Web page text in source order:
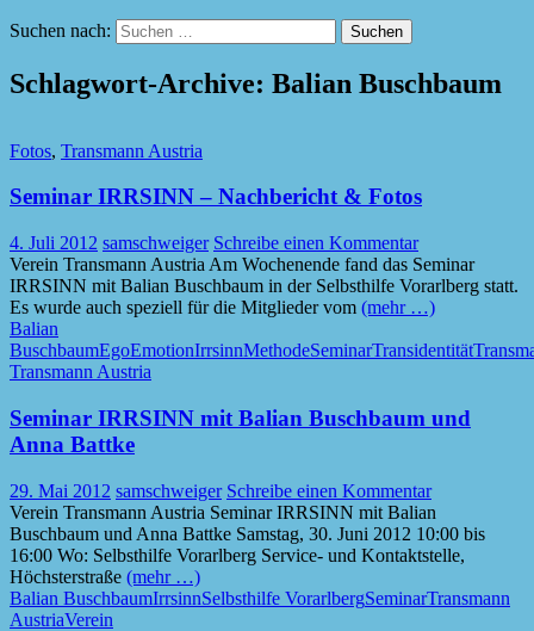
Suchen nach:
Schlagwort-Archive: Balian Buschbaum
Fotos, Transmann Austria
Seminar IRRSINN – Nachbericht & Fotos
4. Juli 2012 samschweiger Schreibe einen Kommentar
Verein Transmann Austria Am Wochenende fand das Seminar
IRRSINN mit Balian Buschbaum in der Selbsthilfe Vorarlberg statt.
Es wurde auch speziell für die Mitglieder vom (mehr …)
Balian
BuschbaumEgoEmotionIrrsinnMethodeSeminarTransidentität
Transmann Austria
Seminar IRRSINN mit Balian Buschbaum und
Anna Battke
29. Mai 2012 samschweiger Schreibe einen Kommentar
Verein Transmann Austria Seminar IRRSINN mit Balian
Buschbaum und Anna Battke Samstag, 30. Juni 2012 10:00 bis
16:00 Wo: Selbsthilfe Vorarlberg Service- und Kontaktstelle,
Höchsterstraße (mehr …)
Balian BuschbaumIrrsinnSelbsthilfe VorarlbergSeminarTransmann
AustriaVerein